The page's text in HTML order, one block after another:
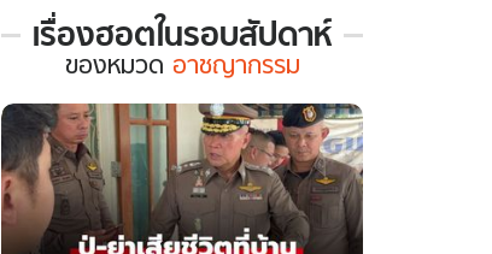
เรื่องฮอตในรอบสัปดาห์
เรื่อง
ใน
รอบ
สัปดาห์
ของ
หมวด
อาชญากรรม
ของหมวด อาชญากรรม